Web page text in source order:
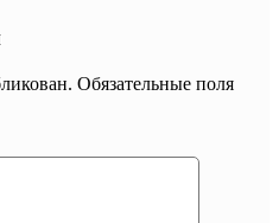
Обязательные поля